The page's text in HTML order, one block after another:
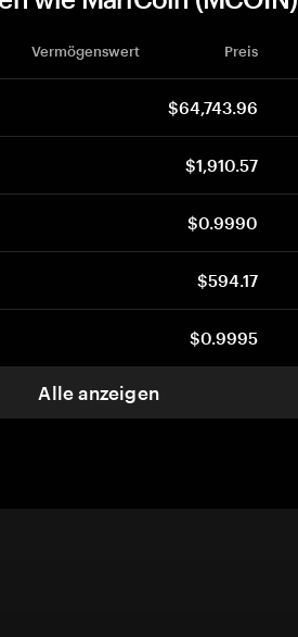
Vermögenswert Preis
$64,743.96
$1,910.57
$0.9990
$594.17
$0.9995
Alle anzeigen